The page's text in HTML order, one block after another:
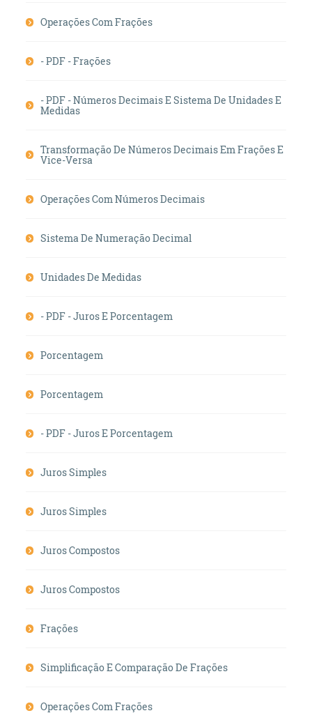
Operações Com Frações
- PDF - Frações
- PDF - Números Decimais E Sistema De Unidades E
Medidas
Transformação De Números Decimais Em Frações E
Vice-Versa
Operações Com Números Decimais
Sistema De Numeração Decimal
Unidades De Medidas
- PDF - Juros E Porcentagem
Porcentagem
Porcentagem
- PDF - Juros E Porcentagem
Juros Simples
Juros Simples
Juros Compostos
Juros Compostos
Frações
Simplificação E Comparação De Frações
Operações Com Frações